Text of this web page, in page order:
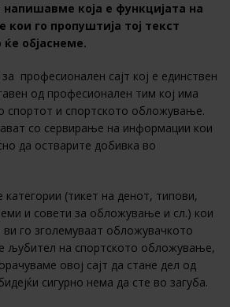
која е функцијата на
кои го пропуштија тој текст
објаснеме.
професионален сајт кој е единствен
од професионален тим кој има
спортот и спортското обложување.
со сервирање на информации кои
да остварите добивка во
(тикет на денот, типови,
и совети за обложување и сл.) кои
ви го зголемуваат обложувачкото
љубител на спортското обложување,
овој сајт да стане дел од
сигурно нема да сте во загуба.